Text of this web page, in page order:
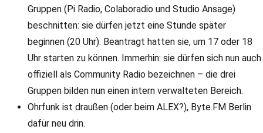
Gruppen (Pi Radio, Colaboradio und Studio Ansage)
beschnitten: sie dürfen jetzt eine Stunde später
beginnen (20 Uhr). Beantragt hatten sie, um 17 oder 18
Uhr starten zu können. Immerhin: sie dürfen sich nun auch
offiziell als Community Radio bezeichnen – die drei
Gruppen bilden nun einen intern verwalteten Bereich.
Ohrfunk ist draußen (oder beim ALEX?), Byte.FM Berlin
dafür neu drin.